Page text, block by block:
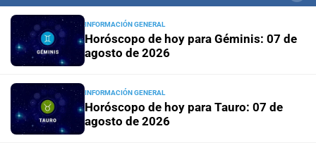
Podcasts
Mirador Provincial VivíMejor SF
Notife Educacion SF
INFORMACIÓN GENERAL
Horóscopo de hoy para Géminis: 07 de
agosto de 2026
INFORMACIÓN GENERAL
Horóscopo de hoy para Tauro: 07 de
agosto de 2026